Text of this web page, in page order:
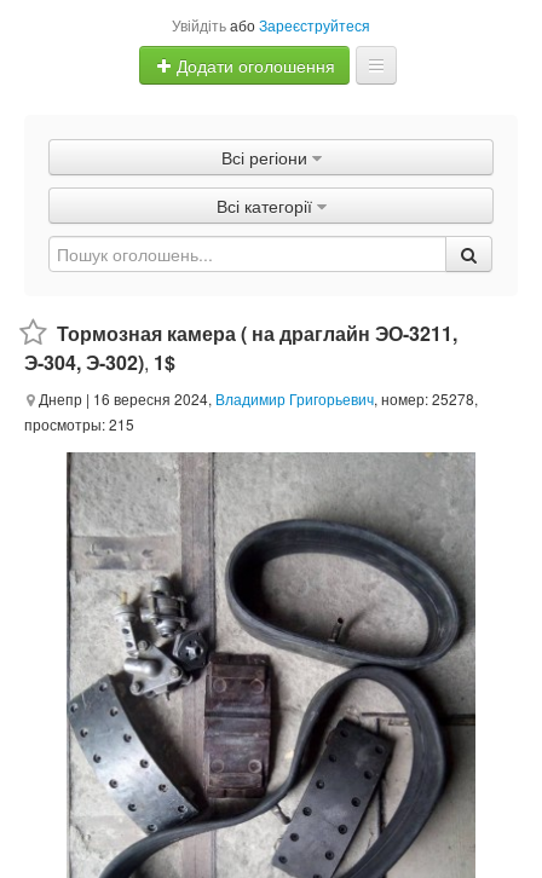
УвійдітьабоЗареєструйтеся
Додати оголошення
Оголошення
Швидка продаж
Всі регіони
Всі категорії
Тормозная камера ( на драглайн ЭО-3211,
Э-304, Э-302), 1$
Днепр | 16 вересня 2024, Владимир Григорьевич, номер: 25278,
просмотры: 215